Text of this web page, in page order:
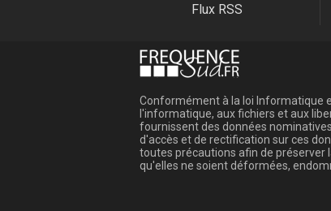
Flux RSS
Conformément à la loi Informatique
l'informatique, aux fichiers et aux
fournissent des données
d'accès et de rectification sur ces
toutes précautions afin de
qu'elles ne soient déformées,